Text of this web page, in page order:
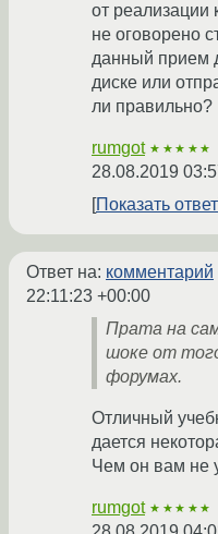
от
не оговорено
данный прием
диске или
ли правильно?
rumgot ★★★★★
28.08.2019
Показать ответ
Ответ на: комментарий
22:11:23 +00:00
Прата на
шоке от
форумах.
Отличный
дается
Чем он вам не
rumgot ★★★★★